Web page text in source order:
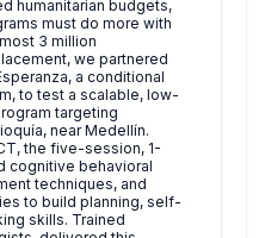
humanitarian budgets,
must do more with
3 million
we partnered
a conditional
to test a scalable, low-
targeting
near Medellín.
the five-session, 1-
cognitive behavioral
techniques, and
to build planning, self-
skills. Trained